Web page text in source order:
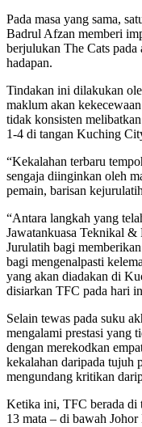
Pada masa yang sama,
Badrul Afzan memberi
berjulukan The Cats
hadapan.
Tindakan ini dilakukan
maklum akan
tidak konsisten
1-4 di tangan Kuching
“Kekalahan terbaru
sengaja diinginkan oleh
pemain, barisan
“Antara langkah yang
Jawatankuasa Teknikal
Jurulatih bagi
bagi mengenalpasti
yang akan diadakan di
disiarkan TFC pada hari
Selain tewas pada suku
mengalami prestasi yang
dengan merekodkan
kekalahan daripada tujuh
mengundang kritikan
Ketika ini, TFC berada di
13 mata – di bawah